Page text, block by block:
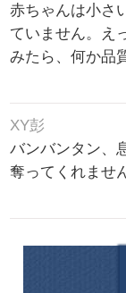
赤ちゃんは小さ
ていません。え
みたら、何か品
XY彭
バンバンタン、
奪ってくれませ